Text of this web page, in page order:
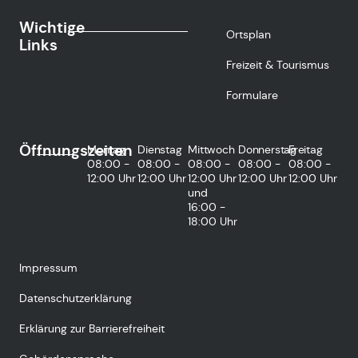
Wichtige
Links
Ortsplan
Freizeit & Tourismus
Formulare
Öffnungszeiten
Montag
08:00 -
12:00 Uhr
Dienstag
08:00 -
12:00 Uhr
Mittwoch
08:00 -
12:00 Uhr
und
16:00 -
18:00 Uhr
Donnerstag
08:00 -
12:00 Uhr
Freitag
08:00 -
12:00 Uhr
Impressum
Datenschutzerklärung
Erklärung zur Barrierefreiheit